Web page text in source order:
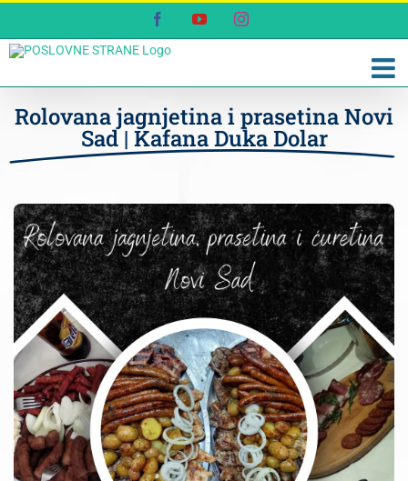
content
FacebookYouTubeInstagram
Rolovana jagnjetina i prasetina Novi
Sad | Kafana Duka Dolar